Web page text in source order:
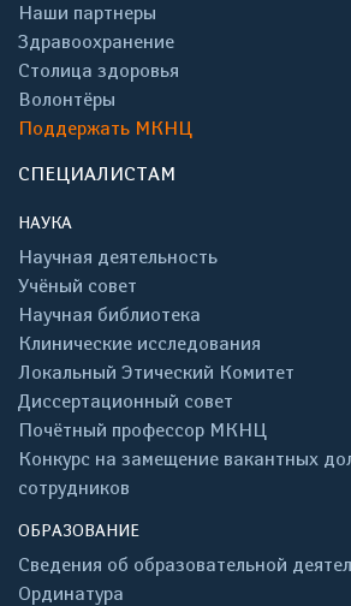
Наши партнеры
Здравоохранение
Столица здоровья
Волонтёры
Поддержать МКНЦ
СПЕЦИАЛИСТАМ
НАУКА
Научная деятельность
Учёный совет
Научная библиотека
Клинические исследования
Локальный Этический Комитет
Диссертационный совет
Почётный профессор МКНЦ
Конкурс на замещение вакантных
сотрудников
ОБРАЗОВАНИЕ
Сведения об образовательной
Ординатура